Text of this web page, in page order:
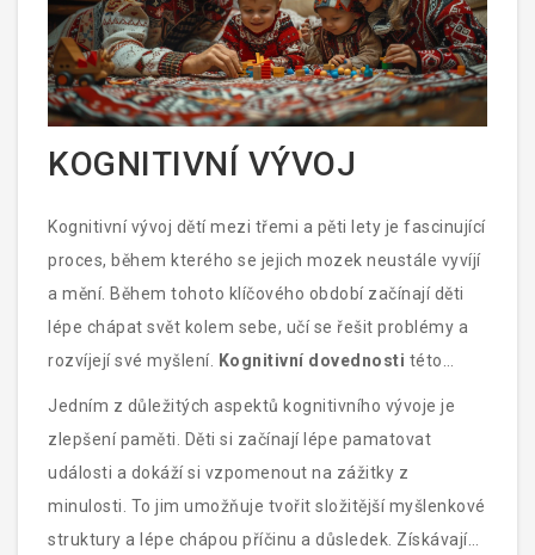
KOGNITIVNÍ VÝVOJ
Kognitivní vývoj dětí mezi třemi a pěti lety je fascinující
proces, během kterého se jejich mozek neustále vyvíjí
a mění. Během tohoto klíčového období začínají děti
lépe chápat svět kolem sebe, učí se řešit problémy a
rozvíjejí své myšlení. Kognitivní dovednosti této
věkové skupiny zahrnují rozvoj paměti, pozornosti,
vnímání a schopnost zpracovávat informace.
Jedním z důležitých aspektů kognitivního vývoje je
zlepšení paměti. Děti si začínají lépe pamatovat
události a dokáží si vzpomenout na zážitky z
minulosti. To jim umožňuje tvořit složitější myšlenkové
struktury a lépe chápou příčinu a důsledek. Získávají